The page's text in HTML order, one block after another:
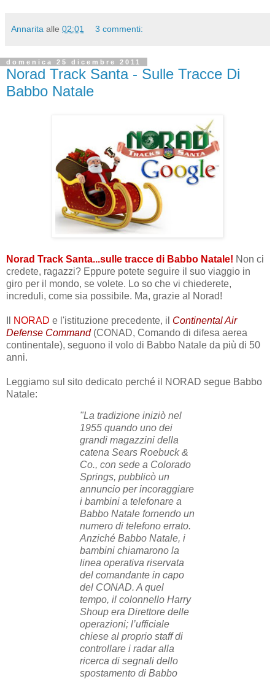
Annarita alle 02:01 3 commenti:
domenica 25 dicembre 2011
Norad Track Santa - Sulle Tracce Di
Babbo Natale
Norad Track Santa...sulle tracce di Babbo Natale! Non ci
credete, ragazzi? Eppure potete seguire il suo viaggio in
giro per il mondo, se volete. Lo so che vi chiederete,
increduli, come sia possibile. Ma, grazie al Norad!
NORAD e l'istituzione precedente, il Continental Air
Defense Command(CONAD, Comando di difesa aerea
continentale), seguono il volo di Babbo Natale da più di 50
anni.
Leggiamo sul sito dedicato perché il NORAD segue Babbo
Natale:
"La tradizione iniziò nel
1955 quando uno dei
grandi magazzini della
catena Sears Roebuck &
Co., con sede a Colorado
Springs, pubblicò un
annuncio per incoraggiare
i bambini a telefonare a
Babbo Natale fornendo un
numero di telefono errato.
Anziché Babbo Natale, i
bambini chiamarono la
linea operativa riservata
del comandante in capo
del CONAD. A quel
tempo, il colonnello Harry
Shoup era Direttore delle
operazioni; l’ufficiale
chiese al proprio staff di
controllare i radar alla
ricerca di segnali dello
spostamento di Babbo